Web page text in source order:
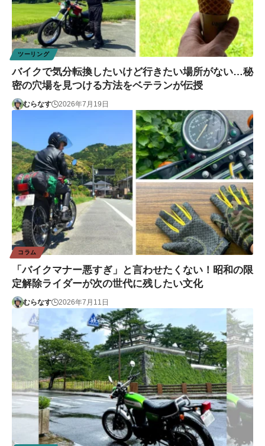
ツーリング
バイクで気分転換したいけど行きたい場所がない…秘
密の穴場を見つける方法をベテランが伝授
むらなす 2026年7月19日
コラム
「バイクマナー悪すぎ」と言わせたくない！昭和の限
定解除ライダーが次の世代に残したい文化
むらなす 2026年7月11日